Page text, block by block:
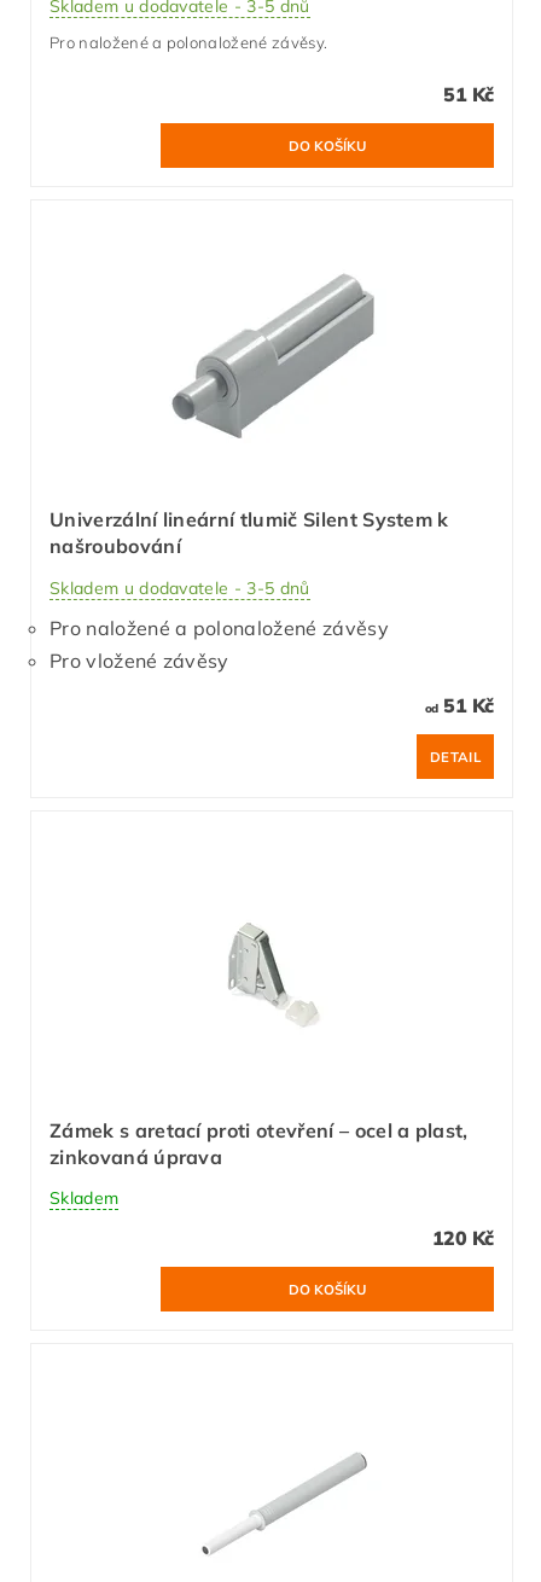
Skladem u dodavatele - 3-5 dnů
Pro naložené a polonaložené závěsy.
51 Kč
Univerzální lineární tlumič Silent System k
našroubování
Skladem u dodavatele - 3-5 dnů
Pro naložené a polonaložené závěsy
Pro vložené závěsy
od51 Kč
DETAIL
Zámek s aretací proti otevření – ocel a plast,
zinkovaná úprava
Skladem
120 Kč